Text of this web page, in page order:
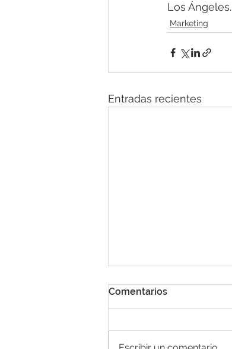
Los Ángeles.
Marketing
Entradas recientes
Comentarios